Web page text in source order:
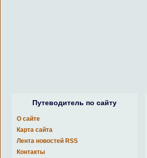
Путеводитель по сайту
О сайте
Карта сайта
Лента новостей RSS
Контакты